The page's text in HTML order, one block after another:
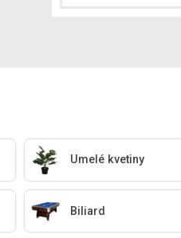
Umelé kvetiny
Biliard